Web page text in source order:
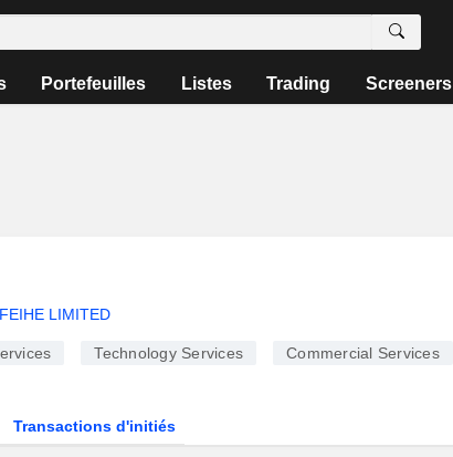
Portefeuilles Listes Trading Screeners
LIMITED
Technology Services Commercial Services
Transactions d'initiés